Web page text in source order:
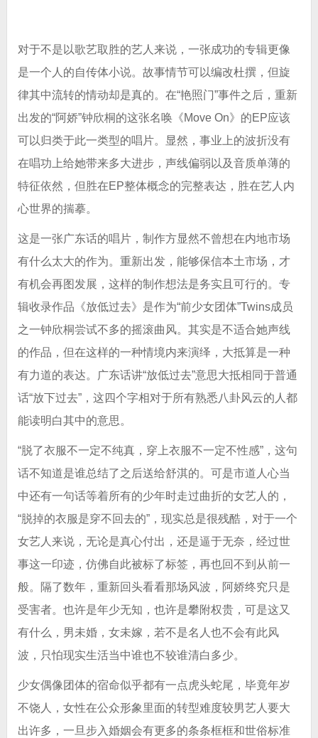
对于不是以歌艺取胜的艺人来说，一张成功的专辑更像
是一个人的自传体小说。故事情节可以编改杜撰，但旋
律其中流转的情动却是真的。在“艳照门”事件之后，重新
出发的“阿娇”钟欣桐的这张名唤《Move On》的EP应该
可以归类于此一类型的唱片。显然，事业上的波折没有
在唱功上给她带来多大进步，声线偏弱以及音质单薄的
特征依然，但胜在EP整体概念的完整表达，胜在艺人内
心世界的揣摹。
这是一张广东话的唱片，制作方显然不曾想在内地市场
有什么太大的作为。重新出发，能够保信本土市场，才
有机会再图发展，这样的制作想法是务实且可行的。专
辑收录作品《放低过去》是作为“前少女团体”Twins成员
之一钟欣桐尝试不多的摇滚曲风。其实是不适合她声线
的作品，但在这样的一种情境内来演绎，大抵算是一种
有力道的表达。广东话讲“放低过去”意思大抵相同于普通
话“放下过去”，这四个字相对于所有熟悉八卦风云的人都
能读明白其中的意思。
“脱了衣服不一定不纯真，穿上衣服不一定不性感”，这句
话不知道是谁总结了之后送给舒淇的。可是市道人心当
中还有一句话等着所有的少年时走过曲折的女艺人的，
“脱掉的衣服是穿不回去的”，现实总是很残酷，对于一个
女艺人来说，无论是真心付出，还是逼于无奈，经过世
事这一印迹，仿佛自此被标了标签，再也回不到从前一
般。隔了数年，重新回头看看那场风波，阿娇终究只是
受害者。也许是年少无知，也许是攀附权贵，可是这又
有什么，男未婚，女未嫁，若不是名人也不会有此风
波，只怕现实生活当中谁也不较谁清白多少。
少女偶像团体的宿命似乎都有一点虎头蛇尾，毕竟年岁
不饶人，女性在公众形象里面的转型难度较男艺人要大
出许多，一旦步入婚姻会有更多的条条框框和世俗标准